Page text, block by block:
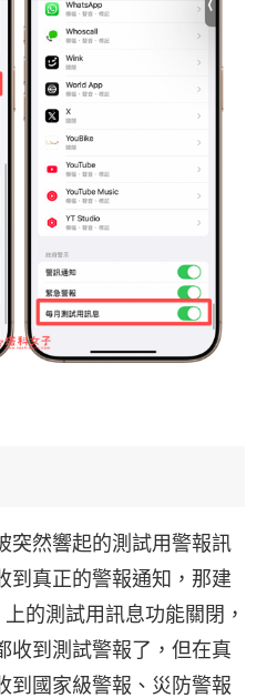
突然響起的測試用警報訊
到真正的警報通知，那建
的測試用訊息功能關閉，
收到測試警報了，但在真
到國家級警報、災防警報